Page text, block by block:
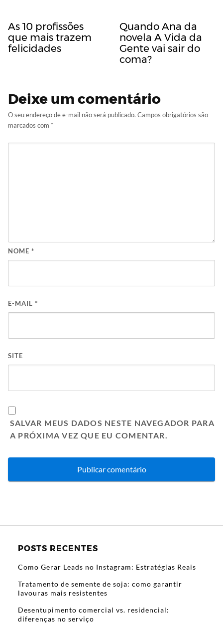
As 10 profissões
que mais trazem
felicidades
Quando Ana da
novela A Vida da
Gente vai sair do
coma?
Deixe um comentário
O seu endereço de e-mail não será publicado. Campos obrigatórios são
marcados com *
NOME *
E-MAIL *
SITE
SALVAR MEUS DADOS NESTE NAVEGADOR PARA
A PRÓXIMA VEZ QUE EU COMENTAR.
POSTS RECENTES
Como Gerar Leads no Instagram: Estratégias Reais
Tratamento de semente de soja: como garantir
lavouras mais resistentes
Desentupimento comercial vs. residencial:
diferenças no serviço